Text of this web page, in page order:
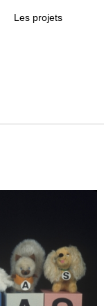
Les projets